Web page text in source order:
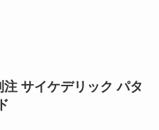
サイケデリック パタ